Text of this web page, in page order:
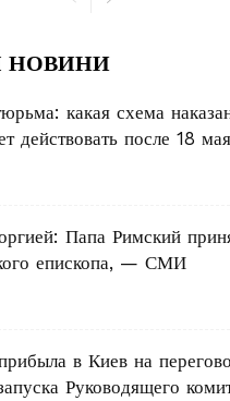
НОВИНИ
какая схема
действовать после 18
Папа Римский
епископа, — СМИ
в Киев на
Руководящего